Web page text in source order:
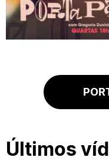
Últimos